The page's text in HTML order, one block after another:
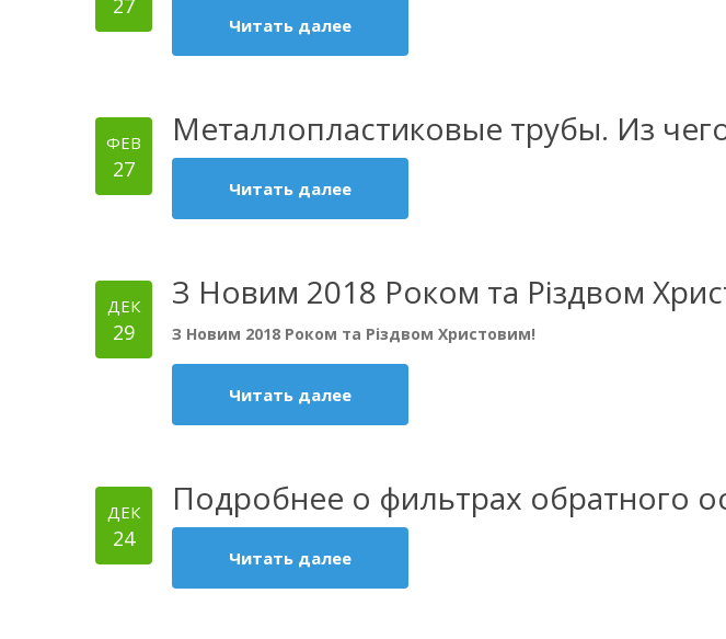
27
Читать далее
ФЕВ
27
Металлопластиковые трубы. Из
Читать далее
ДЕК
29
З Новим 2018 Роком та Різдвом
З Новим 2018 Роком та Різдвом Христовим!
Читать далее
ДЕК
24
Подробнее о фильтрах обратного
Читать далее